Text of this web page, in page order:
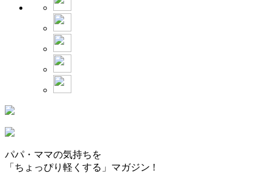
パパ・ママの気持ちを
「ちょっぴり軽くする」マガジン !